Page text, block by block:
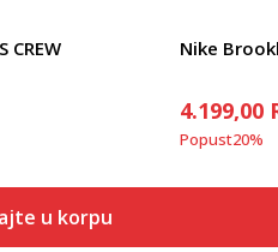
CREW
u korpu
Nike
4.199,00
Popust20%